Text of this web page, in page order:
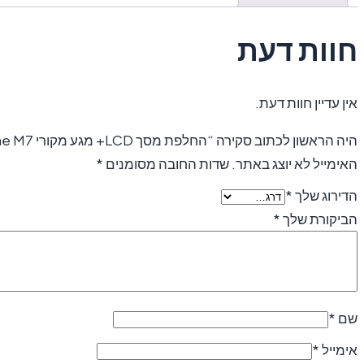
חוות דעת
אין עדיין חוות דעת.
היה הראשון לכתוב סקירה “החלפת מסך LCD+ מגע מקורי One M7”
האימייל לא יוצג באתר. שדות החובה מסומנים *
הדירוג שלך*
הביקורת שלך*
שם *
אימייל*